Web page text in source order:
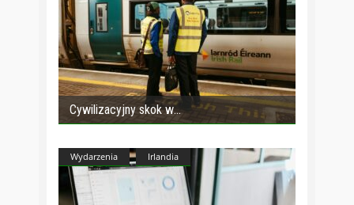
Cywilizacyjny skok w
Wydarzenia Irlandia